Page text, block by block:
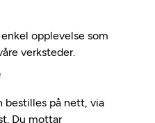
opplevelse som
verksteder.
bestilles på nett, via
Du mottar